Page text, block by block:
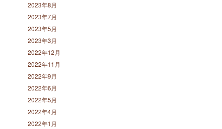
2023年8月
2023年7月
2023年5月
2023年3月
2022年12月
2022年11月
2022年9月
2022年6月
2022年5月
2022年4月
2022年1月